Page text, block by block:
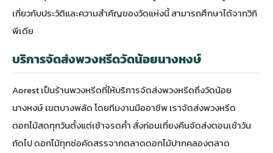
เกี่ยวกับประวัติและความสำคัญของวัดแห่งนี้ สามารถศึกษาได้จากวิกิ
พีเดีย
บริการจัดส่งพวงหรีดวัดน้อยนางหงษ์
Aorest เป็นร้านพวงหรีดที่ให้บริการจัดส่งพวงหรีดถึงวัดน้อย
นางหงษ์ เขตบางพลัด โดยทีมงานมืออาชีพ เราจัดส่งพวงหรีด
ดอกไม้สดทุกวันตั้งแต่เช้าจรดค่ำ สั่งก่อนเที่ยงคืนจัดส่งตอนเช้าวัน
ถัดไป ดอกไม้ทุกช่อคัดสรรจากตลาดดอกไม้ปากคลองตลาด